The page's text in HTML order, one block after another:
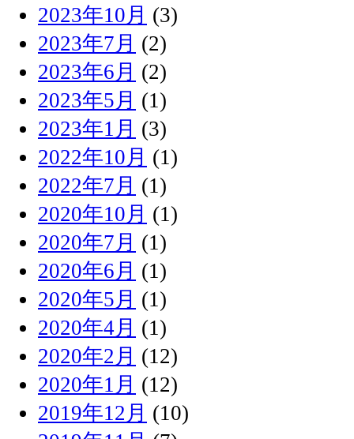
2023年10月 (3)
2023年7月 (2)
2023年6月 (2)
2023年5月 (1)
2023年1月 (3)
2022年10月 (1)
2022年7月 (1)
2020年10月 (1)
2020年7月 (1)
2020年6月 (1)
2020年5月 (1)
2020年4月 (1)
2020年2月 (12)
2020年1月 (12)
2019年12月 (10)